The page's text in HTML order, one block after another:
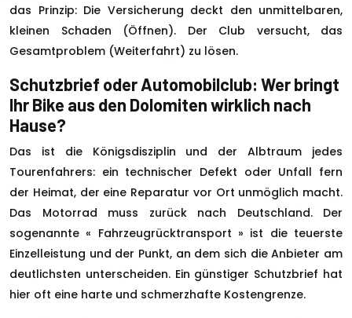
das Prinzip: Die Versicherung deckt den unmittelbaren,
kleinen Schaden (Öffnen). Der Club versucht, das
Gesamtproblem (Weiterfahrt) zu lösen.
Schutzbrief oder Automobilclub: Wer bringt
Ihr Bike aus den Dolomiten wirklich nach
Hause?
Das ist die Königsdisziplin und der Albtraum jedes
Tourenfahrers: ein technischer Defekt oder Unfall fern
der Heimat, der eine Reparatur vor Ort unmöglich macht.
Das Motorrad muss zurück nach Deutschland. Der
sogenannte « Fahrzeugrücktransport » ist die teuerste
Einzelleistung und der Punkt, an dem sich die Anbieter am
deutlichsten unterscheiden. Ein günstiger Schutzbrief hat
hier oft eine harte und schmerzhafte Kostengrenze.